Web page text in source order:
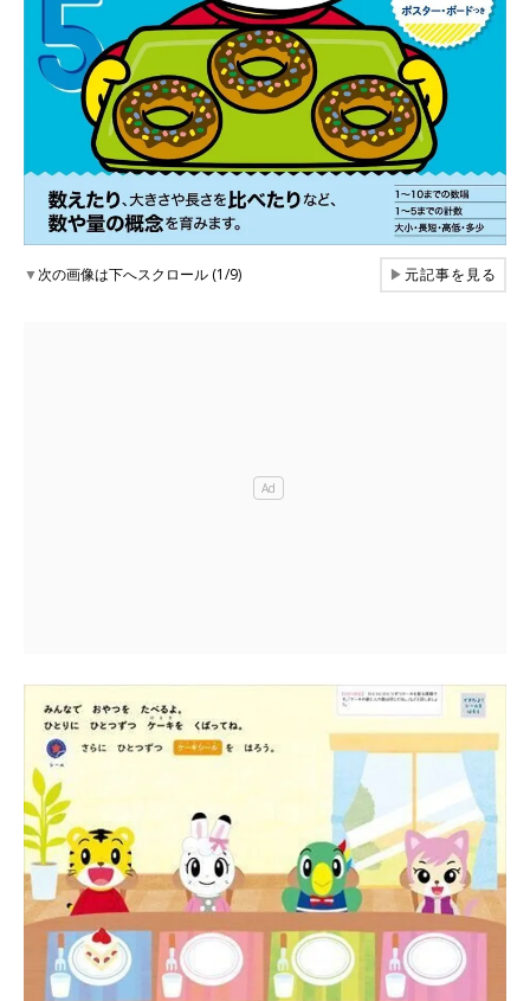
▼次の画像は下へスクロール (1/9) ▶元記事を見る